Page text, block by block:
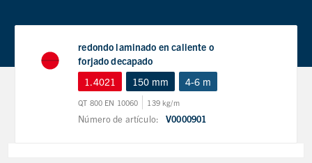
redondo laminado en caliente o
forjado decapado
1.4021
150 mm 4-6 m
QT 800 EN 10060 139 kg/m
Número de artículo: V0000901